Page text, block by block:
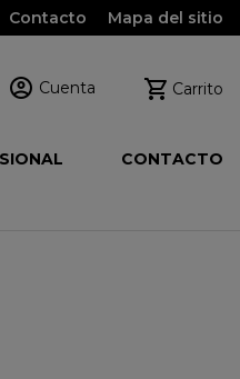
Contacto Mapa del sitio
 Cuenta  Carrito
CONTACTO